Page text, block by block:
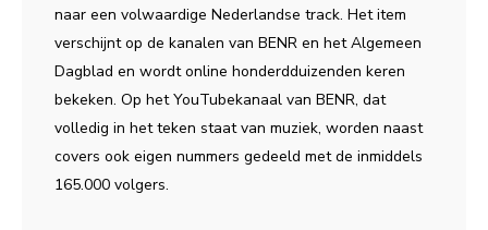
naar een volwaardige Nederlandse track. Het item
verschijnt op de kanalen van BENR en het Algemeen
Dagblad en wordt online honderdduizenden keren
bekeken. Op het YouTubekanaal van BENR, dat
volledig in het teken staat van muziek, worden naast
covers ook eigen nummers gedeeld met de inmiddels
165.000 volgers.